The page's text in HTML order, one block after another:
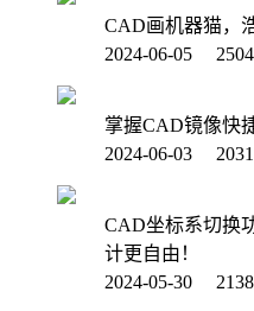
CAD画机器猫，
2024-06-05
掌握CAD镜像快
2024-06-03
CAD坐标系切换
计更自由！
2024-05-30